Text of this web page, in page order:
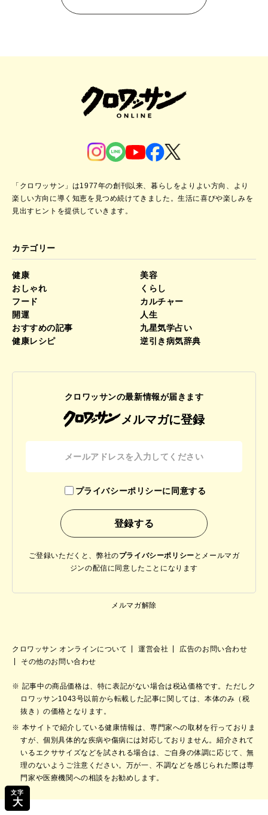
文字
大
「クロワッサン」は1977年の創刊以来、暮らしをよりよい方向、より
楽しい方向に導く知恵を見つめ続けてきました。生活に喜びや楽しみを
見出すヒントを提供していきます。
カテゴリー
健康
美容
おしゃれ
くらし
フード
カルチャー
開運
人生
おすすめの記事
九星気学占い
健康レシピ
逆引き病気辞典
クロワッサンの最新情報が届きます
メルマガに登録
プライバシーポリシーに同意する
ご登録いただくと、弊社のプライバシーポリシー と メールマガ
ジンの配信に同意したことになります
メルマガ解除
クロワッサン オンラインについて 運営会社
広告のお問い合わせ
その他のお問い合わせ
記事中の商品価格は、特に表記がない場合は税込価格です。ただしク
ロワッサン1043号以前から転載した記事に関しては、本体のみ（税
抜き）の価格となります。
本サイトで紹介している健康情報は、専門家への取材を行っておりま
すが、個別具体的な疾病や傷病には対応しておりません。紹介されて
いるエクササイズなどを試される場合は、ご自身の体調に応じて、無
理のないようご注意ください。万が一、不調などを感じられた際は専
門家や医療機関への相談をお勧めします。